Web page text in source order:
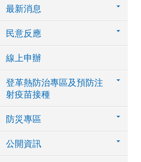
最新消息
民意反應
線上申辦
登革熱防治專區及預防注
射疫苗接種
防災專區
公開資訊